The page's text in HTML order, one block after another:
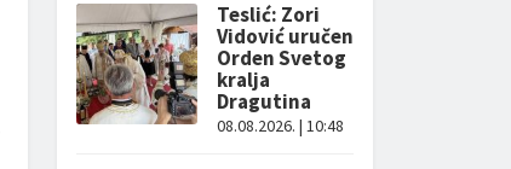
Teslić: Zori
Vidović uručen
Orden Svetog
kralja
Dragutina
08.08.2026. | 10:48